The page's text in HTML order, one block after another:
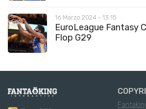
16 Marzo 2024 - 13:15
EuroLeague Fantasy
Flop G29